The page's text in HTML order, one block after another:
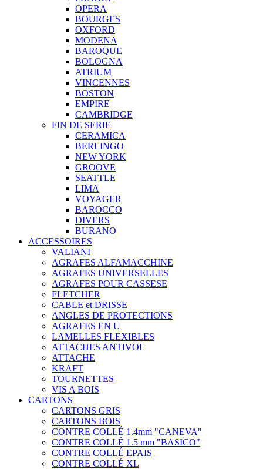
OPERA
BOURGES
OXFORD
MODENA
BAROQUE
BOLOGNA
ATRIUM
VINCENNES
BOSTON
EMPIRE
CAMBRIDGE
FIN DE SERIE
CERAMICA
BERLINGO
NEW YORK
GROOVE
SEATTLE
LIMA
VOYAGER
BAROCCO
DIVERS
BURANO
ACCESSOIRES
VALIANI
AGRAFES ALFAMACCHINE
AGRAFES UNIVERSELLES
AGRAFES POUR CASSESE
FLETCHER
CABLE et DRISSE
ANGLES DE PROTECTIONS
AGRAFES EN U
LAMELLES FLEXIBLES
ATTACHES ANTIVOL
ATTACHE
KRAFT
TOURNETTES
VIS A BOIS
CARTONS
CARTONS GRIS
CARTONS BOIS
CONTRE COLLÉ 1.4mm "CANEVA"
CONTRE COLLÉ 1.5 mm "BASICO"
CONTRE COLLÉ EPAIS
CONTRE COLLÉ XL